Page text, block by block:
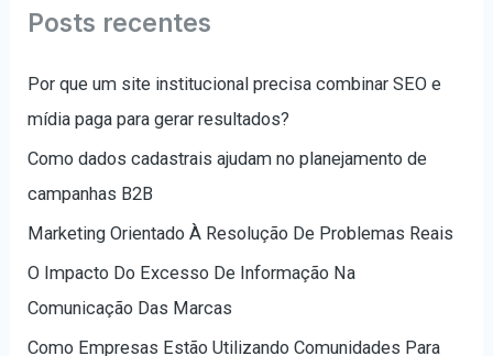
i
s
:
Posts recentes
Por que um site institucional precisa combinar SEO e
mídia paga para gerar resultados?
Como dados cadastrais ajudam no planejamento de
campanhas B2B
Marketing Orientado À Resolução De Problemas Reais
O Impacto Do Excesso De Informação Na
Comunicação Das Marcas
Como Empresas Estão Utilizando Comunidades Para